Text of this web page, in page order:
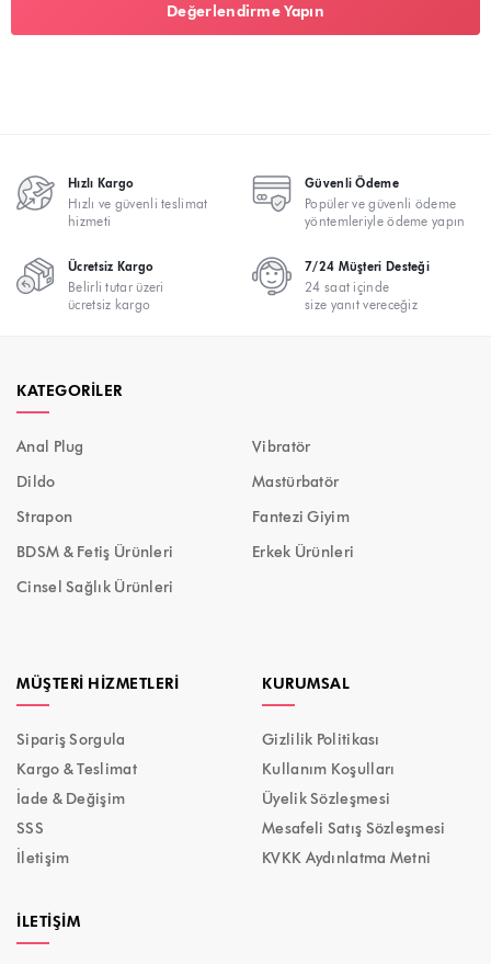
Değerlendirme Yapın
Hızlı Kargo
Hızlı ve güvenli teslimat
hizmeti
Güvenli Ödeme
Popüler ve güvenli ödeme
yöntemleriyle ödeme yapın
Ücretsiz Kargo
Belirli tutar üzeri
ücretsiz kargo
7/24 Müşteri Desteği
24 saat içinde
size yanıt vereceğiz
KATEGORILER
Anal Plug
Vibratör
Dildo
Mastürbatör
Strapon
Fantezi Giyim
BDSM & Fetiş Ürünleri
Erkek Ürünleri
Cinsel Sağlık Ürünleri
MÜŞTERI HIZMETLERI
Sipariş Sorgula
Kargo & Teslimat
İade & Değişim
SSS
İletişim
KURUMSAL
Gizlilik Politikası
Kullanım Koşulları
Üyelik Sözleşmesi
Mesafeli Satış Sözleşmesi
KVKK Aydınlatma Metni
İLETIŞIM